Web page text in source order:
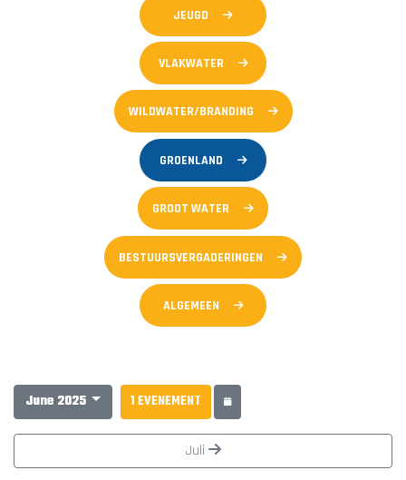
JEUGD
VLAKWATER
WILDWATER/BRANDING
GROENLAND
GROOT WATER
BESTUURSVERGADERINGEN
ALGEMEEN
June 2025 1 EVENEMENT
Juli